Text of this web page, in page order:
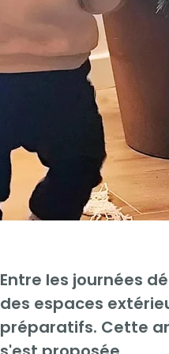
Entre les journées
des espaces
préparatifs. Cette